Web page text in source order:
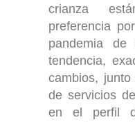
crianza
preferencia
pandemia
tendencia,
cambios,
de servicios
en el perfil